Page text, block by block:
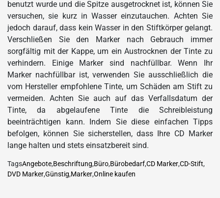
benutzt wurde und die Spitze ausgetrocknet ist, können Sie
versuchen, sie kurz in Wasser einzutauchen. Achten Sie
jedoch darauf, dass kein Wasser in den Stiftkörper gelangt.
Verschließen Sie den Marker nach Gebrauch immer
sorgfältig mit der Kappe, um ein Austrocknen der Tinte zu
verhindern. Einige Marker sind nachfüllbar. Wenn Ihr
Marker nachfüllbar ist, verwenden Sie ausschließlich die
vom Hersteller empfohlene Tinte, um Schäden am Stift zu
vermeiden. Achten Sie auch auf das Verfallsdatum der
Tinte, da abgelaufene Tinte die Schreibleistung
beeinträchtigen kann. Indem Sie diese einfachen Tipps
befolgen, können Sie sicherstellen, dass Ihre CD Marker
lange halten und stets einsatzbereit sind.
TagsAngebote,Beschriftung,Büro,Bürobedarf,CD Marker,CD-Stift,
DVD Marker,Günstig,Marker,Online kaufen